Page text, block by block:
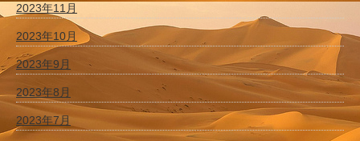
2023年11月
2023年10月
2023年9月
2023年8月
2023年7月